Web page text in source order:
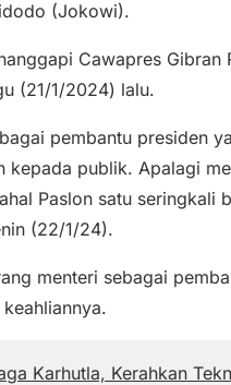
(Jokowi).
Cawapres
(21/1/2024) lalu.
pembantu presiden
publik. Apalagi
Paslon satu seringkali
(22/1/24).
menteri sebagai
Karhutla, Kerahkan